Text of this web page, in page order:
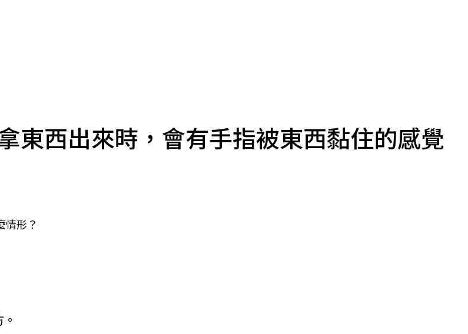
東西出來時，會有手指被東西黏住的感覺
情形？